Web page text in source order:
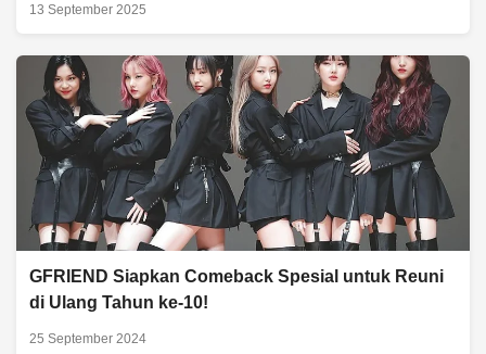
13 September 2025
GFRIEND Siapkan Comeback Spesial untuk Reuni
di Ulang Tahun ke-10!
25 September 2024